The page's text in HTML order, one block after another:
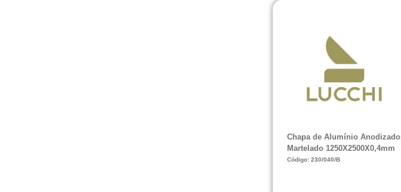
Chapa de Alumínio Anodizado
Martelado 1250X2500X0,4mm
Código: 230/040/B